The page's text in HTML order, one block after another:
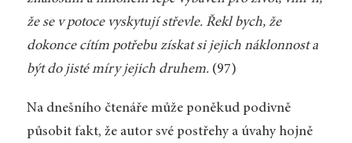
že se v potoce vyskytují střevle. Řekl bych, že
dokonce cítím potřebu získat si jejich náklonnost a
být do jisté míry jejich druhem.(97)
Na dnešního čtenáře může poněkud podivně
působit fakt, že autor své postřehy a úvahy hojně